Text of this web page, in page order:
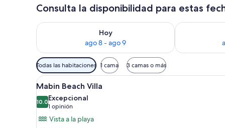
Consulta la disponibilidad para estas
Hoy
ago 8 - ago 9
Consulta la disponibilidad para hoy ago 8 - ago 9
Consulta la
Filtros
disponibles
para
las
habitaciones
Todas las habitaciones 1 cama 3 camas o más
Abrir
todas
las
fotos
Una cama grande con
4
Mabin Beach Villa
10.010.0 de 10
Excepcional
1 opinión
(1
opinión)
Vista a la playa